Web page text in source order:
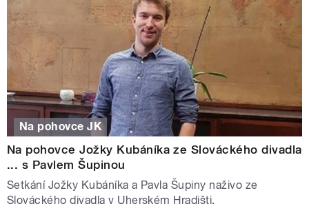
Na pohovce JK
Na pohovce Jožky Kubáníka ze Slováckého divadla
... s Pavlem Šupinou
Setkání Jožky Kubáníka a Pavla Šupiny naživo ze
Slováckého divadla v Uherském Hradišti.